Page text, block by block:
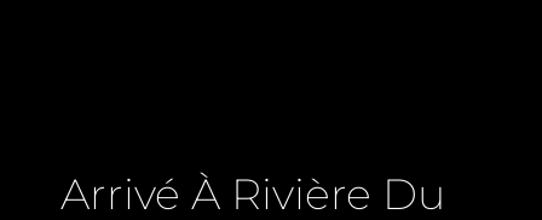
Arrivé À Rivière Du